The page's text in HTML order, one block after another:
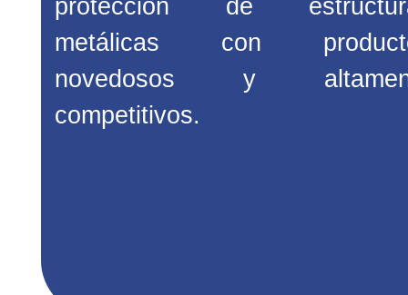
protección de
metálicas con
novedosos y
competitivos.